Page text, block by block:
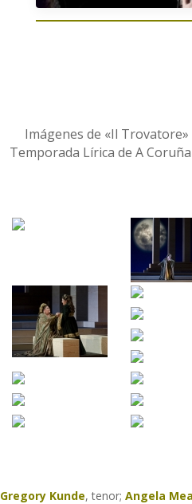
Imágenes de «Il
Temporada Lírica de A
Gregory Kunde, tenor; Angela